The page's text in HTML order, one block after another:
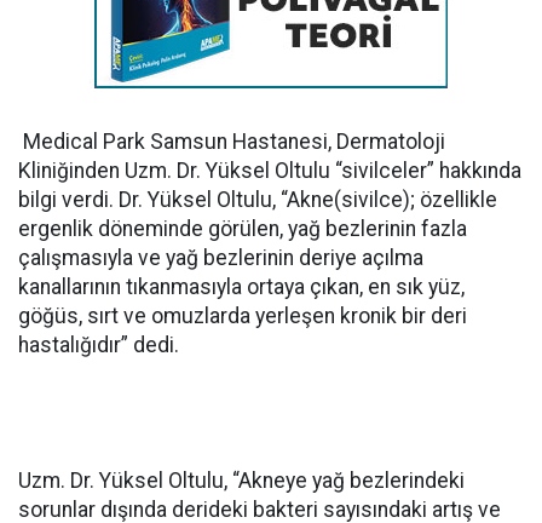
Medical Park Samsun Hastanesi, Dermatoloji
Kliniğinden Uzm. Dr. Yüksel Oltulu “sivilceler” hakkında
bilgi verdi. Dr. Yüksel Oltulu, “Akne(sivilce); özellikle
ergenlik döneminde görülen, yağ bezlerinin fazla
çalışmasıyla ve yağ bezlerinin deriye açılma
kanallarının tıkanmasıyla ortaya çıkan, en sık yüz,
göğüs, sırt ve omuzlarda yerleşen kronik bir deri
hastalığıdır” dedi.
Uzm. Dr. Yüksel Oltulu, “Akneye yağ bezlerindeki
sorunlar dışında derideki bakteri sayısındaki artış ve